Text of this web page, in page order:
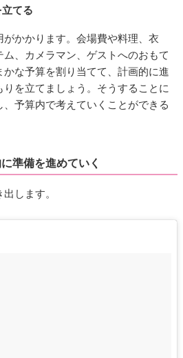
てる
かかります。会場費や料理、衣
、カメラマン、ゲストへのおもて
な予算を割り当てて、計画的に進
を立てましょう。そうすることに
予算内で考えていくことができる
準備を進めていく
します。